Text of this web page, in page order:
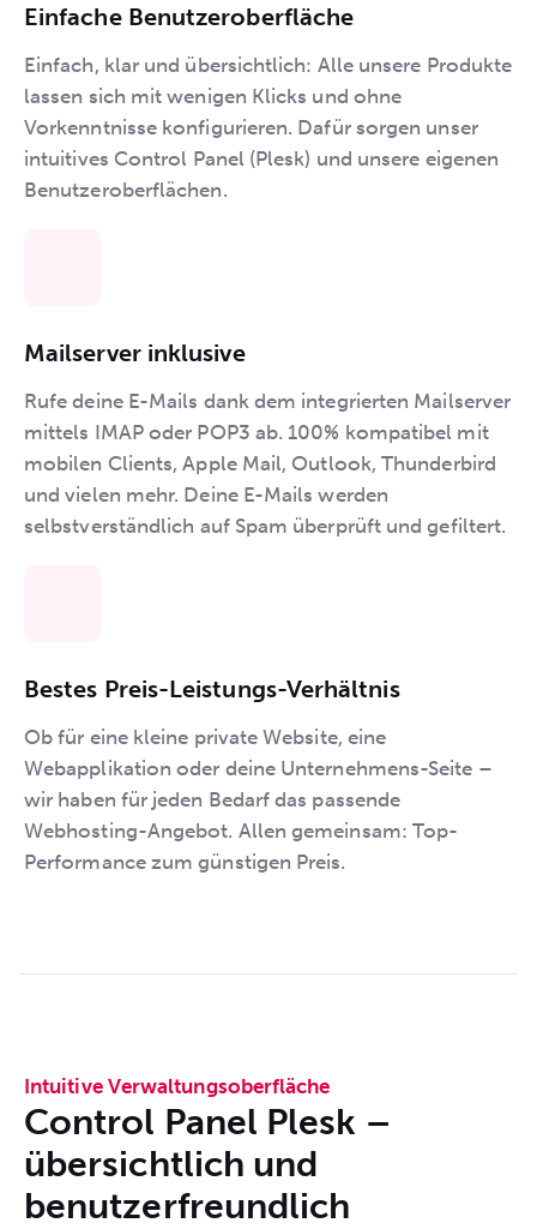
Einfache Benutzeroberfläche
Einfach, klar und übersichtlich: Alle unsere Produkte
lassen sich mit wenigen Klicks und ohne
Vorkenntnisse konfigurieren. Dafür sorgen unser
intuitives Control Panel (Plesk) und unsere eigenen
Benutzeroberflächen.
Mailserver inklusive
Rufe deine E-Mails dank dem integrierten Mailserver
mittels IMAP oder POP3 ab. 100% kompatibel mit
mobilen Clients, Apple Mail, Outlook, Thunderbird
und vielen mehr. Deine E-Mails werden
selbstverständlich auf Spam überprüft und gefiltert.
Bestes Preis-Leistungs-Verhältnis
Ob für eine kleine private Website, eine
Webapplikation oder deine Unternehmens-Seite –
wir haben für jeden Bedarf das passende
Webhosting-Angebot. Allen gemeinsam: Top-
Performance zum günstigen Preis.
Intuitive Verwaltungsoberfläche
Control Panel Plesk –
übersichtlich und
benutzerfreundlich